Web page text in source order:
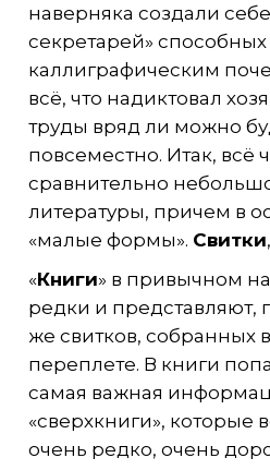
наверняка создали
секретарей» способных
каллиграфическим
всё, что надиктовал
труды вряд ли можно
повсеместно. Итак, всё
сравнительно
литературы, причем в
«малые формы». Свитки
«Книги» в привычном
редки и представляют,
же свитков, собранных
переплете. В книги
самая важная
«сверхкниги», которые
очень редко, очень